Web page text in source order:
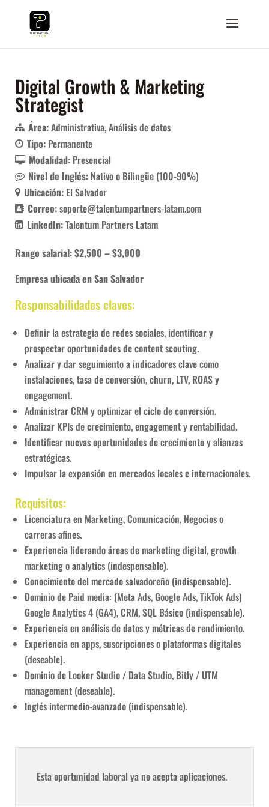
Digital Growth & Marketing
Strategist
Área:Administrativa Análisis de datos
Tipo: Permanente
Modalidad: Presencial
Nivel de Inglés: Nativo o Bilingüe (100-90%)
Ubicación: El Salvador
Correo:soporte@talentumpartners-latam.com
LinkedIn:Talentum Partners Latam
Rango salarial: $2,500 – $3,000
Empresa ubicada en San Salvador
Responsabilidades claves:
Definir la estrategia de redes sociales, identificar y
prospectar oportunidades de content scouting.
Analizar y dar seguimiento a indicadores clave como
instalaciones, tasa de conversión, churn, LTV, ROAS y
engagement.
Administrar CRM y optimizar el ciclo de conversión.
Analizar KPIs de crecimiento, engagement y rentabilidad.
Identificar nuevas oportunidades de crecimiento y alianzas
estratégicas.
Impulsar la expansión en mercados locales e internacionales.
Requisitos:
Licenciatura en Marketing, Comunicación, Negocios o
carreras afines.
Experiencia liderando áreas de marketing digital, growth
marketing o analytics (indespensable).
Conocimiento del mercado salvadoreño (indispensable).
Dominio de Paid media: (Meta Ads, Google Ads, TikTok Ads)
Google Analytics 4 (GA4), CRM, SQL Básico (indispensable).
Experiencia en análisis de datos y métricas de rendimiento.
Experiencia en apps, suscripciones o plataformas digitales
(deseable).
Dominio de Looker Studio / Data Studio, Bitly / UTM
management (deseable).
Inglés intermedio-avanzado (indispensable).
Esta oportunidad laboral ya no acepta aplicaciones.